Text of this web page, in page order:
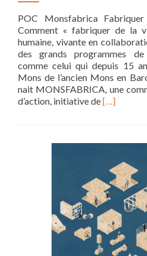
POC Monsfabrica
Comment « fabriquer de la
humaine, vivante en
des grands programmes
comme celui qui depuis 15
Mons de l’ancien Mons en
nait MONSFABRICA, une
d’action, initiative deRead
ville
vivante
[…]